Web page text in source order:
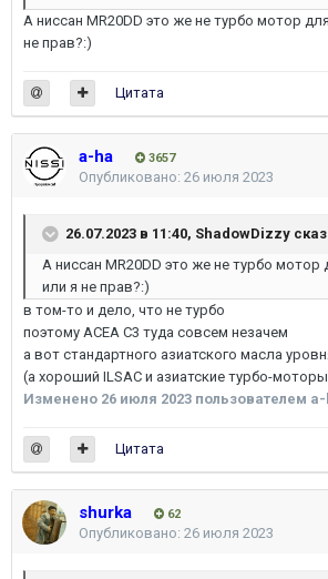
А ниссан MR20DD это же не турбо мотор
не прав?:)
Цитата
a-ha 3657
Опубликовано: 26 июля 2023
26.07.2023 в 11:40, ShadowDizzy
А ниссан MR20DD это же не турбо мотор
или я не прав?:)
в том-то и дело, что не турбо
поэтому АСЕА С3 туда совсем незачем
а вот стандартного азиатского масла
(а хороший ILSAC и азиатские турбо-
Изменено 26 июля 2023 пользователем a-
Цитата
shurka 62
Опубликовано: 26 июля 2023